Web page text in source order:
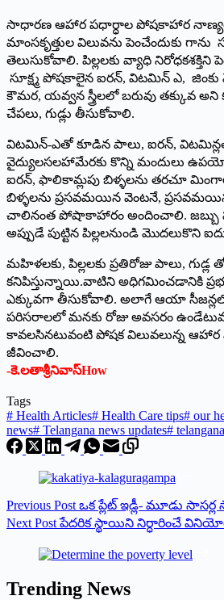
సాధారణ ఆహార పధార్ధాల పోషకాహార నాణ్యత,
మాంసకృత్తుల విలువను పెంచేందుకు
తెలుసుకోవాలి. పిల్లలకు వ్యాధి
సూక్ష్మ పోషకాలైన ఐరన్‌, విటమిన్‌ ఎ,
కౌమర, యవ్వన స్త్రీలలో బరువు తక్కువ
చేపలు, గుడ్లు తీసుకోవాలి.
విటమిన్‌-ఎతో కూడిన పాలు, ఐరన్‌,
వైద్యులసలహామేరకు కొన్ని మందులు
ఐరన్‌, ఫాలికామ్లపు బిళ్ళలను తరచూ
బిళ్ళలను ప్రసవమయిన వెంటనే, ప్రసవమయిన
చాలినంత పోషాకాహారం అందించాలి. జబ్బు
అప్పుడే పుట్టిన పిల్లలనుండి మొదలుకొని
మహిళలకు, పిల్లలకు ప్రతిరోజు పాలు,
కనిపిస్తున్నాయి.వాటిని అధిగమించడానికి
ఎక్కువగా తీసుకోవాలి. అలాగే ఆయా
పరిసరాలలో మనకు రోజు అవసరం
కావలసినటువంటి పోషక విలువలున్న
జీవించాలి.
-కె.లతాశ్రీనివాస్‌How
Tags
# Health Articles# Health Care tips# our
news# Telangana news updates#
Previous Post ఒక ప్లేట్ ఇడ్లీ- మూడు
Next Post పేదరిక స్థాయిని నిర్ధారించే
Trending News